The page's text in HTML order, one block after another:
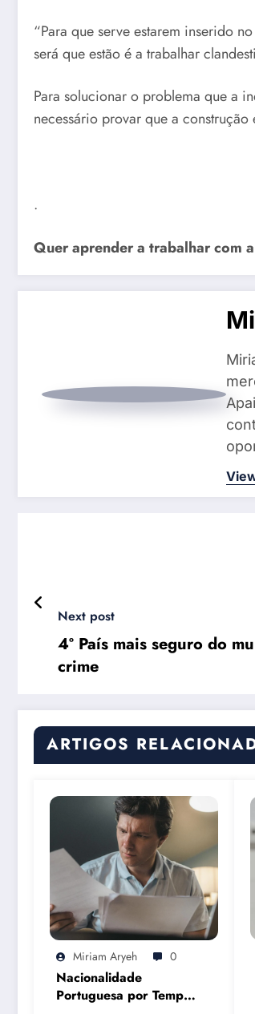
“Para que serve estarem inserido
será que estão é a trabalhar
Para solucionar o problema que a
necessário provar que a
.
Quer aprender a trabalhar com
Next post
4º País mais seguro do
crime
ARTIGOS
Miriam Aryeh 0
Nacionalidade
Portuguesa por Tempo